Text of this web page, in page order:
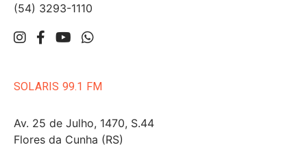
(54) 3293-1110
SOLARIS 99.1 FM
Av. 25 de Julho, 1470, S.44
Flores da Cunha (RS)